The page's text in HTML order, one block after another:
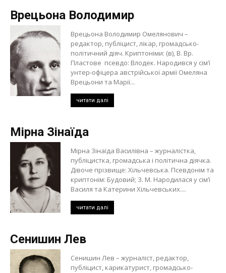
Врецьона Володимир
Врецьона Володимир Омелянович –
редактор, публіцист, лікар, громадсько-
політичний діяч. Криптоніми: (в), В. Вр.
Пластове псевдо: Влодек. Народився у сім’ї
унтер-офіцера австрійської армії Омеляна
Врецьони та Марії...
читати далі
Мірна Зінаїда
Мірна Зінаїда Василівна – журналістка,
публіцистка, громадська і політична діячка.
Дівоче прізвище: Хільчевська. Псевдонім та
криптонім: Будовий; З. М. Народилася у сім’ї
Василя та Катерини Хільчевських....
читати далі
Сенишин Лев
Сенишин Лев – журналіст, редактор,
публіцист, карикатурист, громадсько-